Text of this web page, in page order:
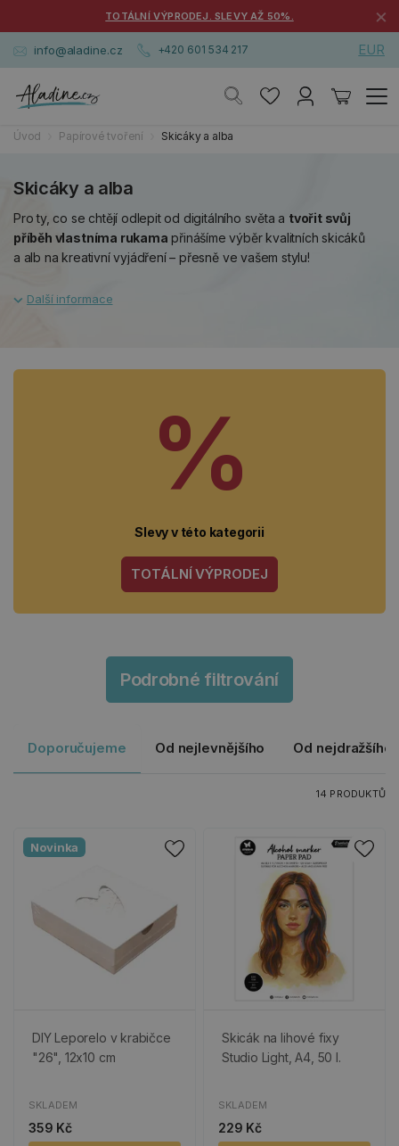
TOTÁLNÍ VÝPRODEJ. SLEVY AŽ 50%. ×
info@aladine.cz +420 601 534 217 EUR
Úvod Papírové tvoření Skicáky a alba
Skicáky a alba
Pro ty, co se chtějí odlepit od digitálního světa a tvořit svůj
příběh vlastníma rukama přinášíme výběr kvalitních skicáků
a alb na kreativní vyjádření – přesně ve vašem stylu!
%
Slevy v této kategorii
TOTÁLNÍ VÝPRODEJ
Podrobné filtrování
Doporučujeme Od nejlevnějšího Od nejdražšího
14 PRODUKTŮ
Novinka
DIY Leporelo v krabičce
"26", 12x10 cm
SKLADEM
359 Kč
Skicák na lihové fixy
Studio Light, A4, 50 l.
SKLADEM
229 Kč